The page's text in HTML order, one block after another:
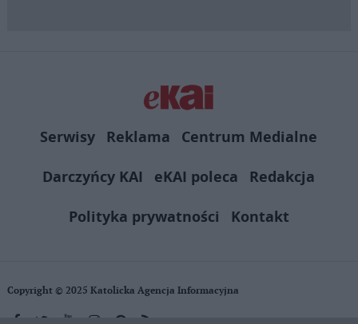
Serwisy Reklama
Centrum Medialne
Darczyńcy KAI
eKAI poleca
Redakcja
Polityka prywatności
Kontakt
Copyright © 2025 Katolicka Agencja Informacyjna